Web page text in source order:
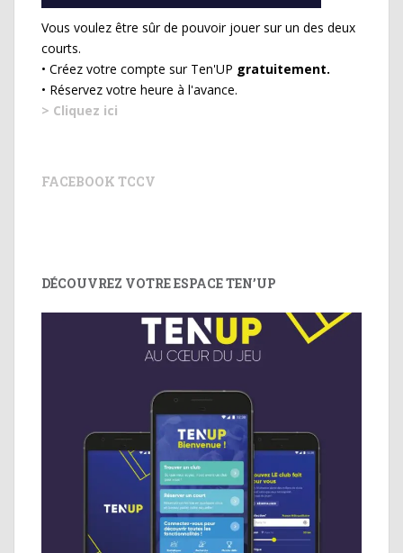
Vous voulez être sûr de pouvoir jouer sur un des deux
courts.
• Créez votre compte sur Ten'UP gratuitement.
• Réservez votre heure à l'avance.
> Cliquez ici
FACEBOOK TCCV
DÉCOUVREZ VOTRE ESPACE TEN’UP